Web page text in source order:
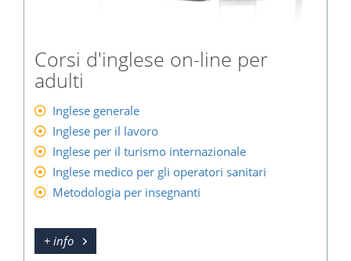
Corsi d'inglese on-line per
adulti
Inglese generale
Inglese per il lavoro
Inglese per il turismo internazionale
Inglese medico per gli operatori sanitari
Metodologia per insegnanti
+ info